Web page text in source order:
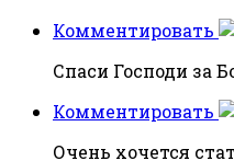
Комментировать
Спаси Господи за
Комментировать
Очень хочется